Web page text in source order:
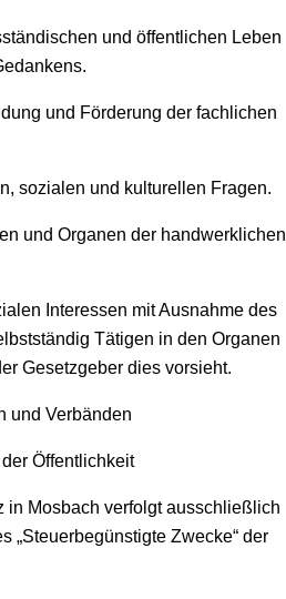
und öffentlichen Leben
und Förderung der fachlichen
sozialen und kulturellen Fragen.
und Organen der handwerklichen
Interessen mit Ausnahme des
Tätigen in den Organen
Gesetzgeber dies vorsieht.
und Verbänden
Öffentlichkeit
in Mosbach verfolgt ausschließlich
„Steuerbegünstigte Zwecke“ der